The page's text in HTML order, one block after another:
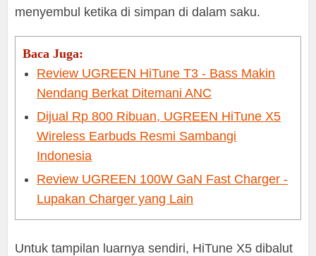
menyembul ketika di simpan di dalam saku.
Baca Juga:
Review UGREEN HiTune T3 - Bass Makin
Nendang Berkat Ditemani ANC
Dijual Rp 800 Ribuan, UGREEN HiTune X5
Wireless Earbuds Resmi Sambangi
Indonesia
Review UGREEN 100W GaN Fast Charger -
Lupakan Charger yang Lain
Untuk tampilan luarnya sendiri, HiTune X5 dibalut